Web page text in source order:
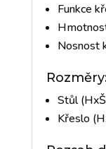
Funkce
Nosnost
Stůl
Křeslo